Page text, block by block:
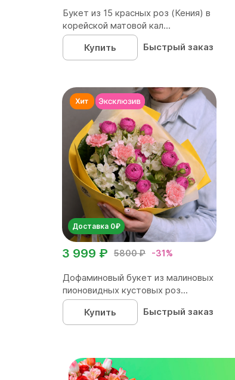
Букет из 15 красных роз (Кения) в
корейской матовой кал...
Купить
Быстрый заказ
Доставка 0₽
5800 ₽ -31%
3 999 ₽
Дофаминовый букет из малиновых
пионовидных кустовых роз...
Купить
Быстрый заказ